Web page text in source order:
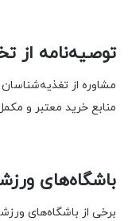
توصیه‌نامه از
مشاوره از
منابع خرید معتبر و
باشگاه‌های
برخی از باشگاه‌های